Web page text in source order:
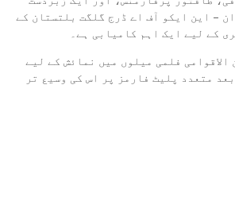
– این ایکو آف اے ڈرج گلگت بلتستان کے
کے لیے ایک اہم کامیابی ہے۔
الاقوامی فلمی میلوں میں نمائش کے لیے
متعدد پلیٹ فارمز پر اس کی وسیع تر